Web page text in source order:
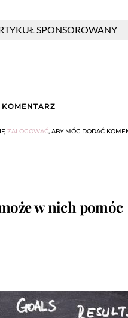
SPONSOROWANY
ZALOGOWAĆ, ABY MÓC DODAĆ
w nich pomóc